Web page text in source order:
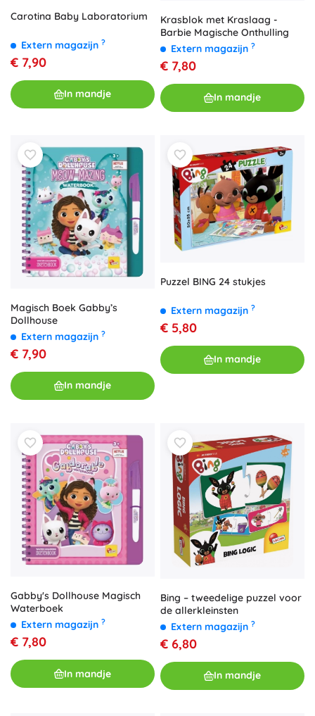
Carotina Baby Laboratorium
Extern magazijn ?
€ 7,90
In mandje
Krasblok met Kraslaag -
Barbie Magische Onthulling
Extern magazijn ?
€ 7,80
In mandje
Magisch Boek Gabby’s
Dollhouse
Extern magazijn ?
€ 7,90
In mandje
Puzzel BING 24 stukjes
Extern magazijn ?
€ 5,80
In mandje
Gabby's Dollhouse Magisch
Waterboek
Extern magazijn ?
€ 7,80
In mandje
Bing – tweedelige puzzel voor
de allerkleinsten
Extern magazijn ?
€ 6,80
In mandje